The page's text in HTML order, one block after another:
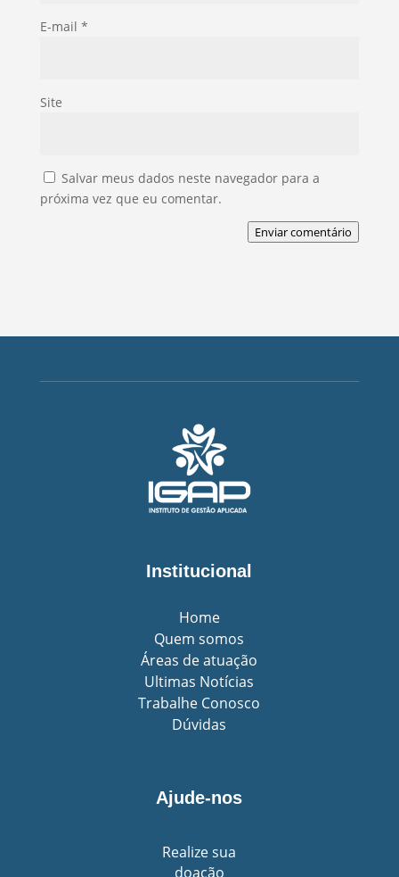
E-mail *
Site
Salvar meus dados neste navegador para a
próxima vez que eu comentar.
Enviar comentário
Institucional
Home
Quem somos
Áreas de atuação
Ultimas Notícias
Trabalhe Conosco
Dúvidas
Ajude-nos
Realize sua
doação